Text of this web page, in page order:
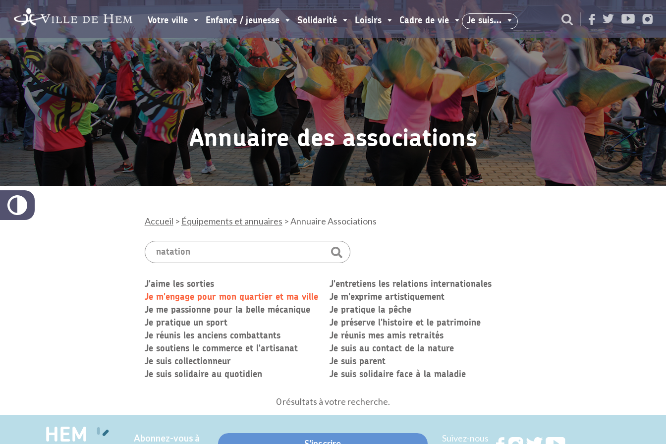
Votre ville Enfance / jeunesse Solidarité Loisirs Cadre de vie Je suis…
Annuaire des associations
Accueil > Équipements et annuaires >Annuaire Associations
J'aime les sorties
J'entretiens les relations internationales
Je m'engage pour mon quartier et ma ville
Je m'exprime artistiquement
Je me passionne pour la belle mécanique
Je pratique la pêche
Je pratique un sport
Je préserve l'histoire et le patrimoine
Je réunis les anciens combattants
Je réunis mes amis retraités
Je soutiens le commerce et l'artisanat
Je suis au contact de la nature
Je suis collectionneur
Je suis parent
Je suis solidaire au quotidien
Je suis solidaire face à la maladie
0 résultats à votre recherche.
HEM
Abonnez-vous à
Suivez-nous